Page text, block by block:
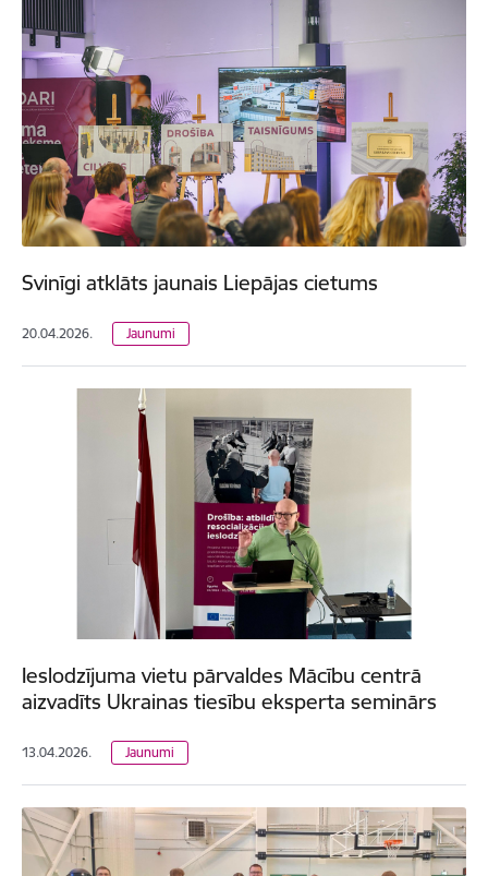
Svinīgi atklāts jaunais Liepājas cietums
20.04.2026. Jaunumi
Ieslodzījuma vietu pārvaldes Mācību centrā
aizvadīts Ukrainas tiesību eksperta seminārs
13.04.2026. Jaunumi